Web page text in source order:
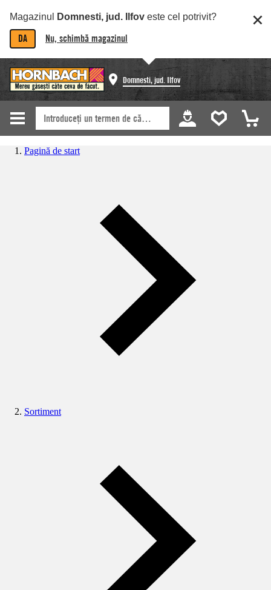
Magazinul Domnesti, jud. Ilfov este cel potrivit?
DA Nu, schimbă magazinul
Domnesti, jud. Ilfov
Pagină de start
Sortiment